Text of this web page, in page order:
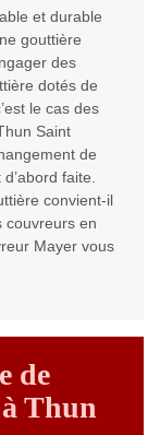
et durable
gouttière
des
dotés de
le cas des
Saint
de
faite.
convient-il
couvreurs en
Mayer vous
de
Thun